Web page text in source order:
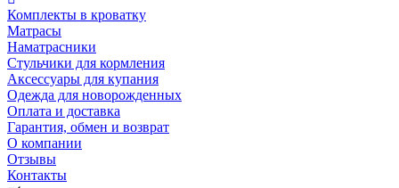
Комплекты в кроватку
Матрасы
Наматрасники
Стульчики для кормления
Аксессуары для купания
Одежда для новорожденных
Оплата и доставка
Гарантия, обмен и возврат
О компании
Отзывы
Контакты